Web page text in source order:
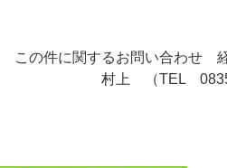
この件に関するお問い合わせ
村上 （TEL